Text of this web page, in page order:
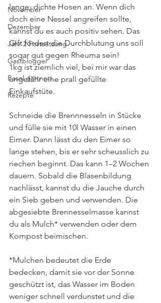
November
Dezember
Jahr 2 Fortsetzung
Gastblogger
Basel gärtnert
Rezepte
lange, dichte Hosen an. Wenn dich
doch eine Nessel angreifen sollte,
kannst du es auch positiv sehen. Das
Gift fördert die Durchblutung uns soll
sogar gut gegen Rheuma sein!
1kg ist ziemlich viel, bei mir war das
ungefähr eine prall gefüllte
Einkaufstüte.
Schneide die Brennnesseln in Stücke
und fülle sie mit 10l Wasser in einen
Eimer. Dann lässt du den Eimer so
lange stehen, bis er sehr scheusslich zu
riechen beginnt. Das kann 1–2 Wochen
dauern. Sobald die Blasenbildung
nachlässt, kannst du die Jauche durch
ein Sieb geben und verwenden. Die
abgesiebte Brennesselmasse kannst
du als Mulch* verwenden oder dem
Kompost beimischen.
*Mulchen bedeutet die Erde
bedecken, damit sie vor der Sonne
geschützt ist, das Wasser im Boden
weniger schnell verdunstet und die